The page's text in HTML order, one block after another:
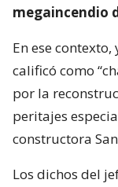
megaincendio
En ese
calificó como
por la
peritajes
constructora
Los dichos del